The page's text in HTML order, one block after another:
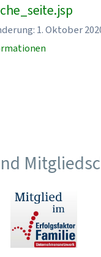
1. Oktober